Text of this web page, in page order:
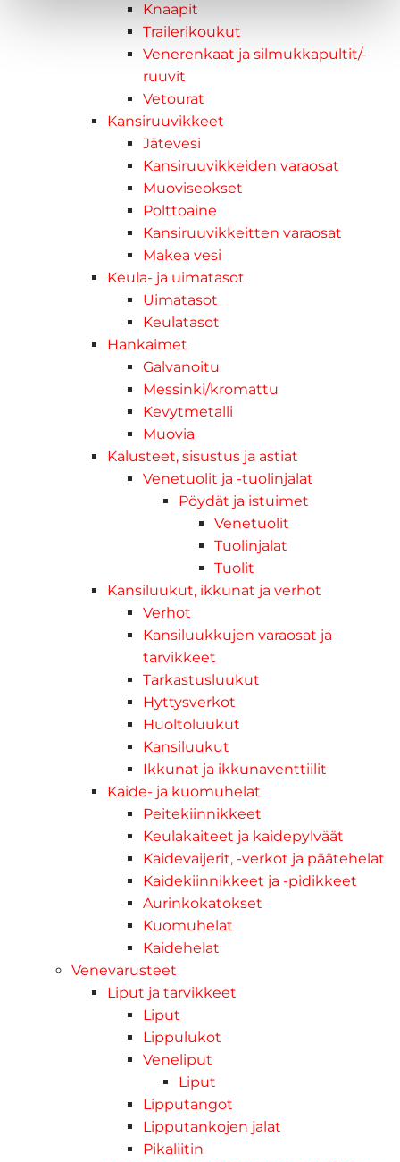
Knaapit
Trailerikoukut
Venerenkaat ja silmukkapultit/-
ruuvit
Vetourat
Kansiruuvikkeet
Jätevesi
Kansiruuvikkeiden varaosat
Muoviseokset
Polttoaine
Kansiruuvikkeitten varaosat
Makea vesi
Keula- ja uimatasot
Uimatasot
Keulatasot
Hankaimet
Galvanoitu
Messinki/kromattu
Kevytmetalli
Muovia
Kalusteet, sisustus ja astiat
Venetuolit ja -tuolinjalat
Pöydät ja istuimet
Venetuolit
Tuolinjalat
Tuolit
Kansiluukut, ikkunat ja verhot
Verhot
Kansiluukkujen varaosat ja
tarvikkeet
Tarkastusluukut
Hyttysverkot
Huoltoluukut
Kansiluukut
Ikkunat ja ikkunaventtiilit
Kaide- ja kuomuhelat
Peitekiinnikkeet
Keulakaiteet ja kaidepylväät
Kaidevaijerit, -verkot ja päätehelat
Kaidekiinnikkeet ja -pidikkeet
Aurinkokatokset
Kuomuhelat
Kaidehelat
Venevarusteet
Liput ja tarvikkeet
Liput
Lippulukot
Veneliput
Liput
Lipputangot
Lipputankojen jalat
Pikaliitin